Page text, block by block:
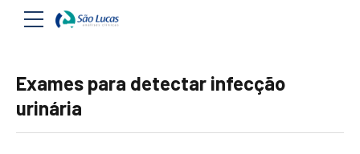
Exames para detectar infecção
urinária